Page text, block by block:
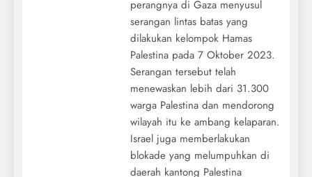
perangnya di Gaza menyusul
serangan lintas batas yang
dilakukan kelompok Hamas
Palestina pada 7 Oktober 2023.
Serangan tersebut telah
menewaskan lebih dari 31.300
warga Palestina dan mendorong
wilayah itu ke ambang kelaparan.
Israel juga memberlakukan
blokade yang melumpuhkan di
daerah kantong Palestina